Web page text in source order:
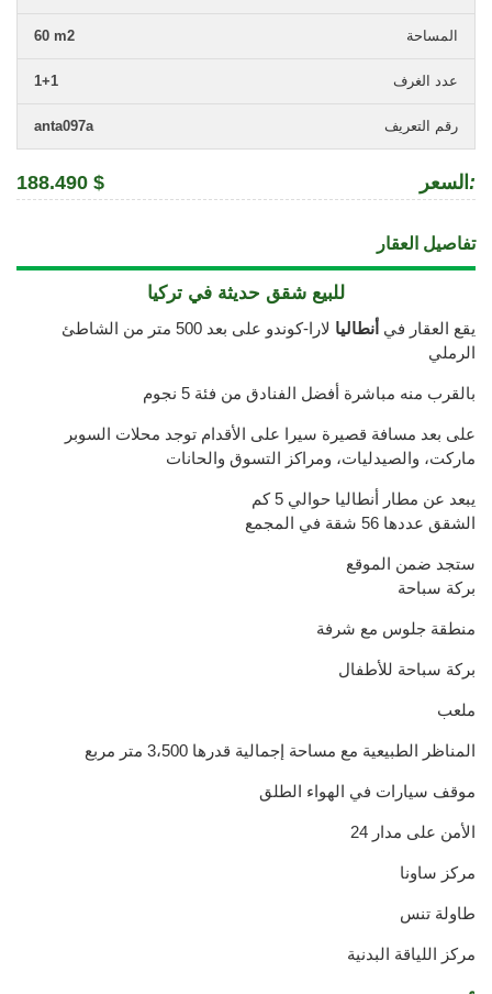
المساحة 60 m2
عدد الغرف 1+1
رقم التعريف anta097a
السعر :
188.490 $
تفاصيل العقار
للبيع شقق حديثة في تركيا
يقع العقار في أنطاليا
لارا-كوندو على بعد 500 متر من الشاطئ
الرملي
بالقرب منه مباشرة أفضل الفنادق من فئة 5 نجوم
على بعد مسافة قصيرة سيرا على الأقدام توجد محلات السوبر
ماركت، والصيدليات، ومراكز التسوق والحانات
يبعد عن مطار أنطاليا حوالي 5 كم
الشقق عددها 56 شقة في المجمع
ستجد ضمن الموقع
بركة سباحة
منطقة جلوس مع شرفة
بركة سباحة للأطفال
ملعب
المناظر الطبيعية مع مساحة إجمالية قدرها 3،500 متر مربع
موقف سيارات في الهواء الطلق
الأمن على مدار 24
مركز ساونا
طاولة تنس
مركز اللياقة البدنية